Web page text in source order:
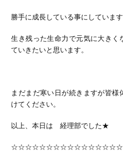
勝手に成長している事にしていま
生き残った生命力で元気に大きく
ていきたいと思います。
まだまだ寒い日が続きますが皆
けてください。
以上、本日は 経理部でした★
☆☆☆☆☆☆☆☆☆☆☆☆☆☆☆☆